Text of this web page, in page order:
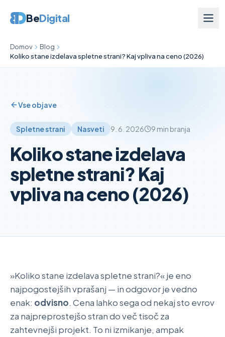
BeDigital
Domov
Blog
Koliko stane izdelava spletne strani? Kaj vpliva na ceno (2026)
Vse objave
Spletne strani Nasveti 9. 6. 2026 9 min branja
Koliko stane izdelava
spletne strani? Kaj
vpliva na ceno (2026)
»Koliko stane izdelava spletne strani?« je eno
najpogostejših vprašanj — in odgovor je vedno
enak: odvisno. Cena lahko sega od nekaj sto evrov
za najpreprostejšo stran do več tisoč za
zahtevnejši projekt. To ni izmikanje, ampak